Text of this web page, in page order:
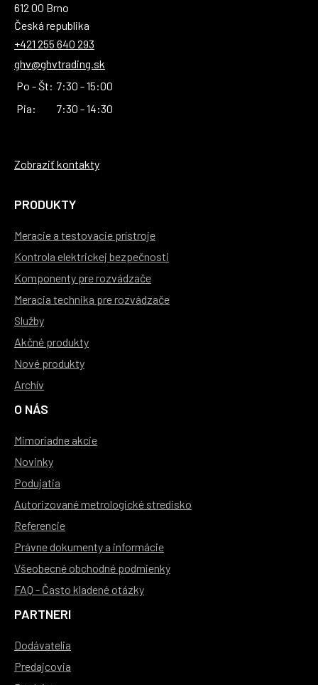
612 00 Brno
Česká republika
+421 255 640 293
ghv@ghvtrading.sk
Po - Št: 7:30 - 15:00
Pia:
7:30 - 14:30
Zobraziť kontakty
PRODUKTY
Meracie a testovacie prístroje
Kontrola elektrickej bezpečnosti
Komponenty pre rozvádzače
Meracia technika pre rozvádzače
Služby
Akčné produkty
Nové produkty
Archív
O NÁS
Mimoriadne akcie
Novinky
Podujatia
Autorizované metrologické stredisko
Referencie
Právne dokumenty a informácie
Všeobecné obchodné podmienky
FAQ - Často kladené otázky
PARTNERI
Dodávatelia
Predajcovia